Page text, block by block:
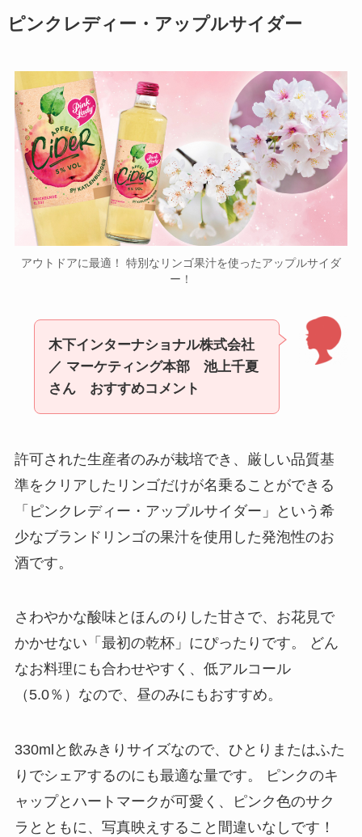
ピンクレディー・アップルサイダー
アウトドアに最適！ 特別なリンゴ果汁を使ったアップルサイダ
ー！
木下インターナショナル株式会社
／ マーケティング本部 池上千夏
さん おすすめコメント
許可された生産者のみが栽培でき、厳しい品質基
準をクリアしたリンゴだけが名乗ることができる
「ピンクレディー・アップルサイダー」という希
少なブランドリンゴの果汁を使用した発泡性のお
酒です。
さわやかな酸味とほんのりした甘さで、お花見で
かかせない「最初の乾杯」にぴったりです。 どん
なお料理にも合わせやすく、低アルコール
（5.0％）なので、昼のみにもおすすめ。
330mlと飲みきりサイズなので、ひとりまたはふた
りでシェアするのにも最適な量です。 ピンクのキ
ャップとハートマークが可愛く、ピンク色のサク
ラとともに、写真映えすること間違いなしです！